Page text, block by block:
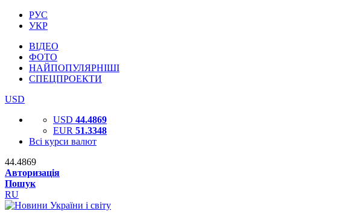
РУС
УКР
ВІДЕО
ФОТО
НАЙПОПУЛЯРНІШІ
СПЕЦПРОЕКТИ
USD
USD 44.4869
EUR 51.3348
Всі курси валют
44.4869
Авторизація
Пошук
RU